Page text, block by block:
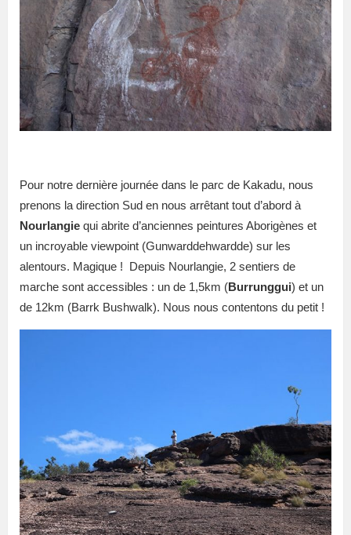
Pour notre dernière journée dans le parc de Kakadu, nous
prenons la direction Sud en nous arrêtant tout d’abord à
Nourlangie qui abrite d’anciennes peintures Aborigènes et
un incroyable viewpoint (Gunwarddehwardde) sur les
alentours. Magique ! Depuis Nourlangie, 2 sentiers de
marche sont accessibles : un de 1,5km (Burrunggui) et un
de 12km (Barrk Bushwalk). Nous nous contentons du petit !